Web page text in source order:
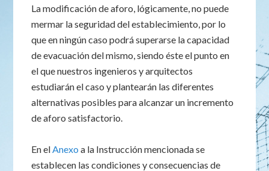
La modificación de aforo, lógicamente, no puede
mermar la seguridad del establecimiento, por lo
que en ningún caso podrá superarse la capacidad
de evacuación del mismo, siendo éste el punto en
el que nuestros ingenieros y arquitectos
estudiarán el caso y plantearán las diferentes
alternativas posibles para alcanzar un incremento
de aforo satisfactorio.
En elAnexo a la Instrucción mencionada se
establecen las condiciones y consecuencias de